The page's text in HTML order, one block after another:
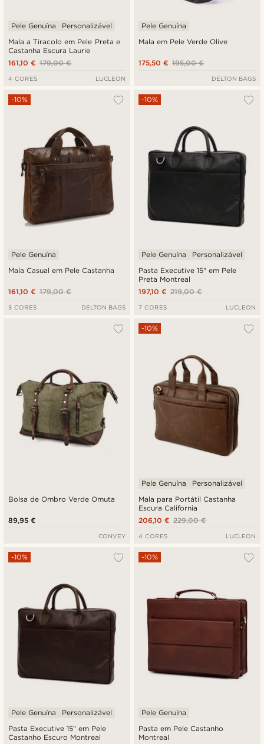
Mala a Tiracolo em Pele Preta e
Castanha Escura Laurie
Pele Genuína Personalizável
179,00 €
161,10 €
4 CORES LUCLEON
Mala em Pele Verde Olive
Pele Genuína
195,00 €
175,50 €
DELTON BAGS
Mala Casual em Pele Castanha
-10%
Pele Genuína
179,00 €
161,10 €
3 CORES DELTON BAGS
Pasta Executive 15" em Pele
Preta Montreal
-10%
Pele Genuína Personalizável
219,00 €
197,10 €
7 CORES LUCLEON
Bolsa de Ombro Verde Omuta
89,95 €
CONVEY
Mala para Portátil Castanha
Escura California
-10%
Pele Genuína Personalizável
229,00 €
206,10 €
4 CORES LUCLEON
Pasta Executive 15" em Pele
Castanho Escuro Montreal
-10%
Pele Genuína Personalizável
Pasta em Pele Castanho
Montreal
-10%
Pele Genuína